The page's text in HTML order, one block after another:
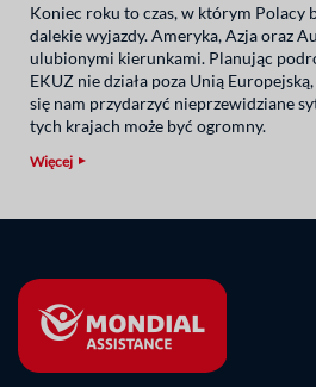
Koniec roku to czas, w którym Polacy
dalekie wyjazdy. Ameryka, Azja oraz
ulubionymi kierunkami. Planując
EKUZ nie działa poza Unią
się nam przydarzyć nieprzewidziane
tych krajach może być ogromny.
Więcej